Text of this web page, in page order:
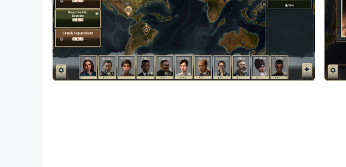
🗽 政治驚悚與諷刺的結合
透過限制電子遊戲的價格來輕鬆得分，或是玩大一點，直接管制整
翻的俄羅斯總統、把倉鼠送上太空，或是幫助連環殺手越獄！
🕴️ 管理你的影子內閣